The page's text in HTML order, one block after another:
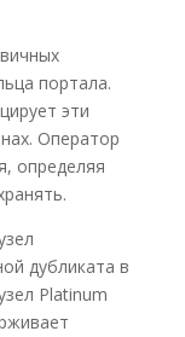
портала.
эти
Оператор
определяя
дубликата в
Platinum